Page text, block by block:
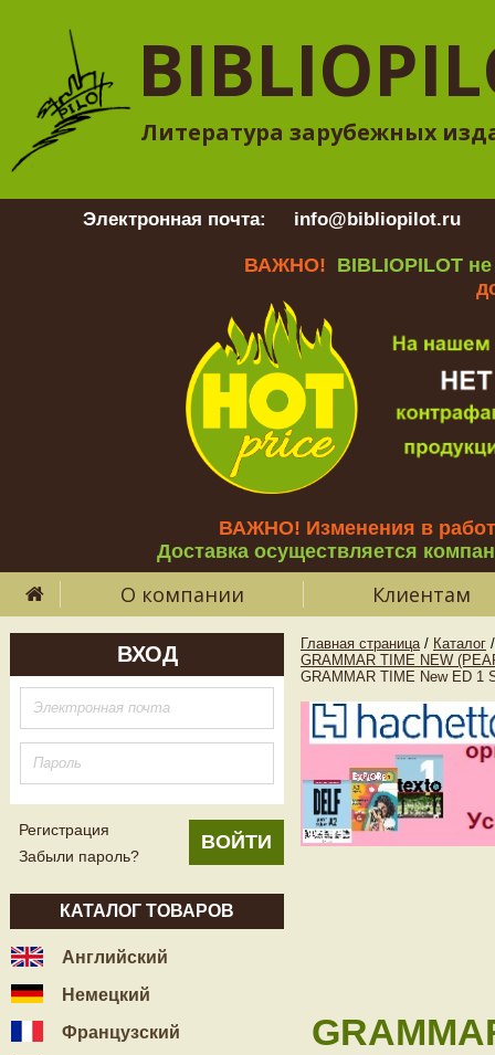
Литература зарубежных
Электронная почта: info@bibliopilot.ru
ВАЖНО! BIBLIOPILOT
ВАЖНО! Изменения в
Доставка осуществляется
О компании Клиентам
ВХОД
Регистрация
Забыли пароль?
КАТАЛОГ ТОВАРОВ
Английский
Немецкий
Французский
Главная страница / Каталог /
GRAMMAR TIME NEW
GRAMMAR TIME New ED 1